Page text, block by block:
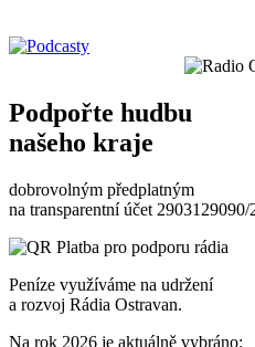
Podpořte hudbu
našeho kraje
dobrovolným předplatným
na transparentní účet 2903129090/
Peníze využíváme na udržení
a rozvoj Rádia Ostravan.
Na rok 2026 je aktuálně vybráno: